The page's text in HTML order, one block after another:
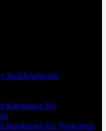
Sachbearbeiter
Kaufmann für
Kaufmann für Tourismus